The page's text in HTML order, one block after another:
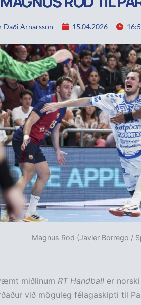
Daði Arnarsson 15.04.2026
Magnus Rod (Javier Borrego /
miðlinum RT Handballer norski
við möguleg félagaskipti til